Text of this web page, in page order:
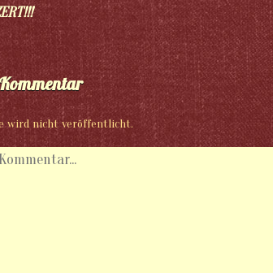
wird nicht veröffentlicht.